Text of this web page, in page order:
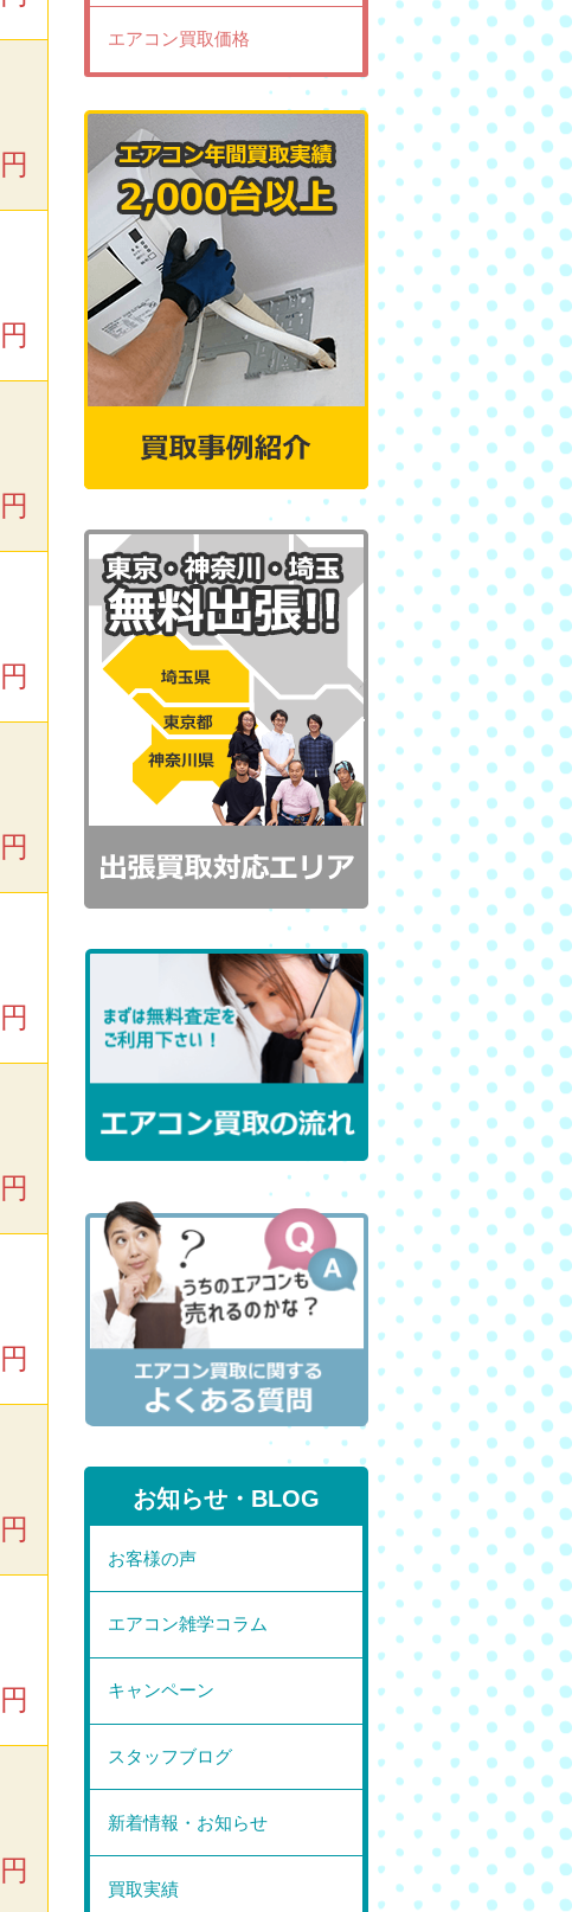
円
円
円
円
円
円
円
円
円
円
円
エアコン買取価格
お知らせ・BLOG
お客様の声
エアコン雑学コラム
キャンペーン
スタッフブログ
新着情報・お知らせ
買取実績